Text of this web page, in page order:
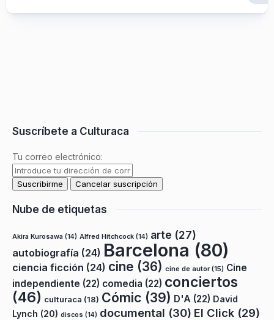
Suscríbete a Culturaca
Tu correo electrónico:
Nube de etiquetas
Akira Kurosawa (14) Alfred Hitchcock (14) arte (27)
autobiografía (24) Barcelona (80)
ciencia ficción (24) cine (36) cine de autor(15) Cine
independiente (22) comedia (22) conciertos
(46) culturaca (18) Cómic (39) D'A (22) David
Lynch (20) discos (14) documental (30) El Click (29)